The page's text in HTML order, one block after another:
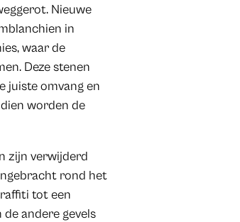
Nieuwe
in
waar de
Deze stenen
juiste omvang en
worden de
zijn verwijderd
rond het
tot een
andere gevels